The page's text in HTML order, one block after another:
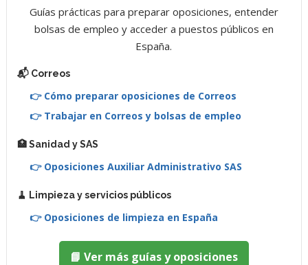
Guías prácticas para preparar oposiciones, entender
bolsas de empleo y acceder a puestos públicos en
España.
📬 Correos
👉 Cómo preparar oposiciones de Correos
👉 Trabajar en Correos y bolsas de empleo
🏥 Sanidad y SAS
👉 Oposiciones Auxiliar Administrativo SAS
🧹 Limpieza y servicios públicos
👉 Oposiciones de limpieza en España
📘 Ver más guías y oposiciones